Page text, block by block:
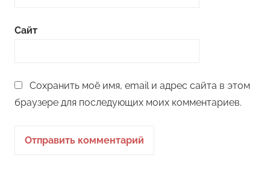
Сайт
Сохранить моё имя, email и адрес сайта в этом
браузере для последующих моих комментариев.